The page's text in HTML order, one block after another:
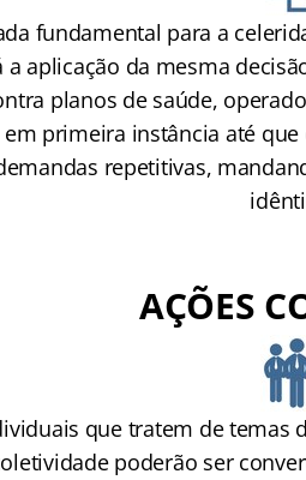
fundamental para a
aplicação da mesma
planos de saúde,
em primeira instância até
repetitivas,
AÇÕES
que tratem de temas
poderão ser